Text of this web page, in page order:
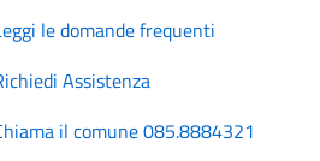
le domande frequenti
Assistenza
il comune 085.8884321